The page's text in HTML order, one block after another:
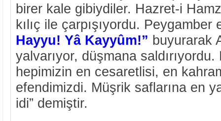
birer kale gibiydiler. Hazret-i
kılıç ile çarpışıyordu.
Hayyu! Yâ Kayyûm!” buyurarak
yalvarıyor, düşmana saldırıyordu.
hepimizin en cesaretlisi, en
efendimizdi. Müşrik saflarına en
idi” demiştir.